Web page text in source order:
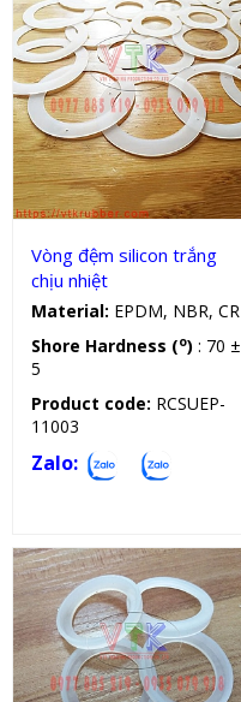
Vòng đệm silicon
Vòng đệm silicon trắng
chịu nhiệt
Material: EPDM, NBR, CR
Shore Hardness (o) : 70 ±
5
Product code: RCSUEP-
11003
Zalo: